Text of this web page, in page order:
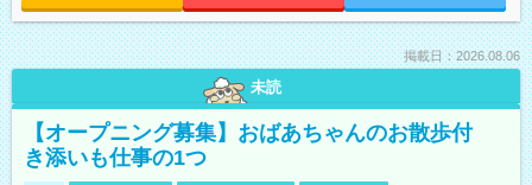
掲載日：2026.08.06
未読
【オープニング募集】おばあちゃんのお散歩付
き添いも仕事の1つ